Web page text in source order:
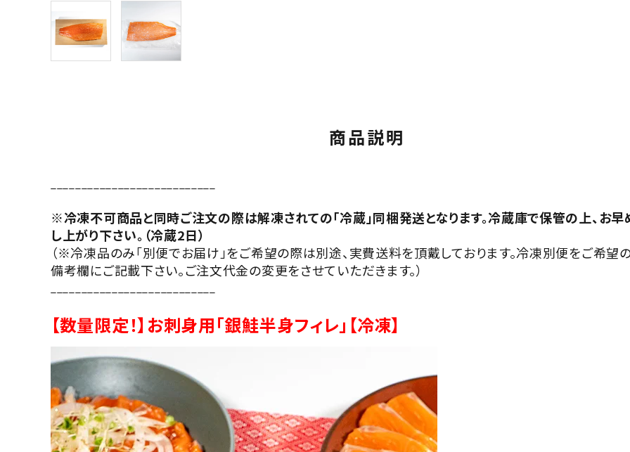
商品説明
※冷凍不可商品と同時ご注文の際は解凍されての「冷蔵」同梱発送となります。冷蔵庫で保管の上、お早
し上がり下さい。（冷蔵2日）
（※冷凍品のみ「別便でお届け」をご希望の際は別途、実費送料を頂戴しております。冷凍別便をご希望
備考欄にご記載下さい。ご注文代金の変更をさせていただきます。）
【数量限定！】お刺身用「銀鮭半身フィレ」【冷凍】